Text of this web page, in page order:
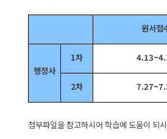
원서접
행정사
1차
2차
첨부파일을 참고하시어 학습에 도움이 되